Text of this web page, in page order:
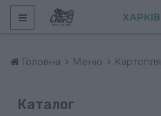
ХАРКІВ
Головна Меню Картопля
Каталог